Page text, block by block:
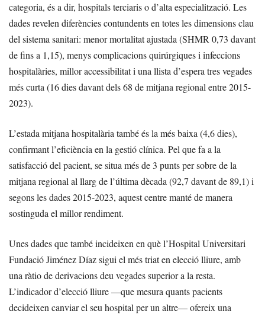
categoria, és a dir, hospitals terciaris o d’alta especialització. Les
dades revelen diferències contundents en totes les dimensions clau
del sistema sanitari: menor mortalitat ajustada (SHMR 0,73 davant
de fins a 1,15), menys complicacions quirúrgiques i infeccions
hospitalàries, millor accessibilitat i una llista d’espera tres vegades
més curta (16 dies davant dels 68 de mitjana regional entre 2015-
2023).
L’estada mitjana hospitalària també és la més baixa (4,6 dies),
confirmant l’eficiència en la gestió clínica. Pel que fa a la
satisfacció del pacient, se situa més de 3 punts per sobre de la
mitjana regional al llarg de l’última dècada (92,7 davant de 89,1) i
segons les dades 2015-2023, aquest centre manté de manera
sostinguda el millor rendiment.
Unes dades que també incideixen en què l’Hospital Universitari
Fundació Jiménez Díaz sigui el més triat en elecció lliure, amb
una ràtio de derivacions deu vegades superior a la resta.
L’indicador d’elecció lliure —que mesura quants pacients
decideixen canviar el seu hospital per un altre— ofereix una